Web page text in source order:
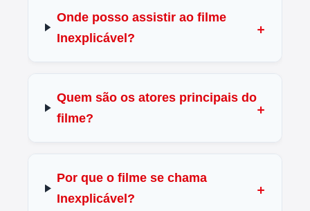
Onde posso assistir ao filme
Inexplicável?
Quem são os atores principais do
filme?
Por que o filme se chama
Inexplicável?